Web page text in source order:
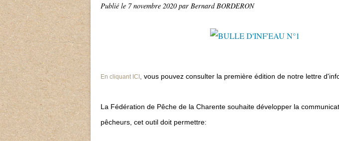
Publié le 7 novembre 2020par Bernard BORDERON
En cliquant ICI vous pouvez consulter la première édition de notre lettre
La Fédération de Pêche de la Charente souhaite développer la
pêcheurs, cet outil doit permettre: